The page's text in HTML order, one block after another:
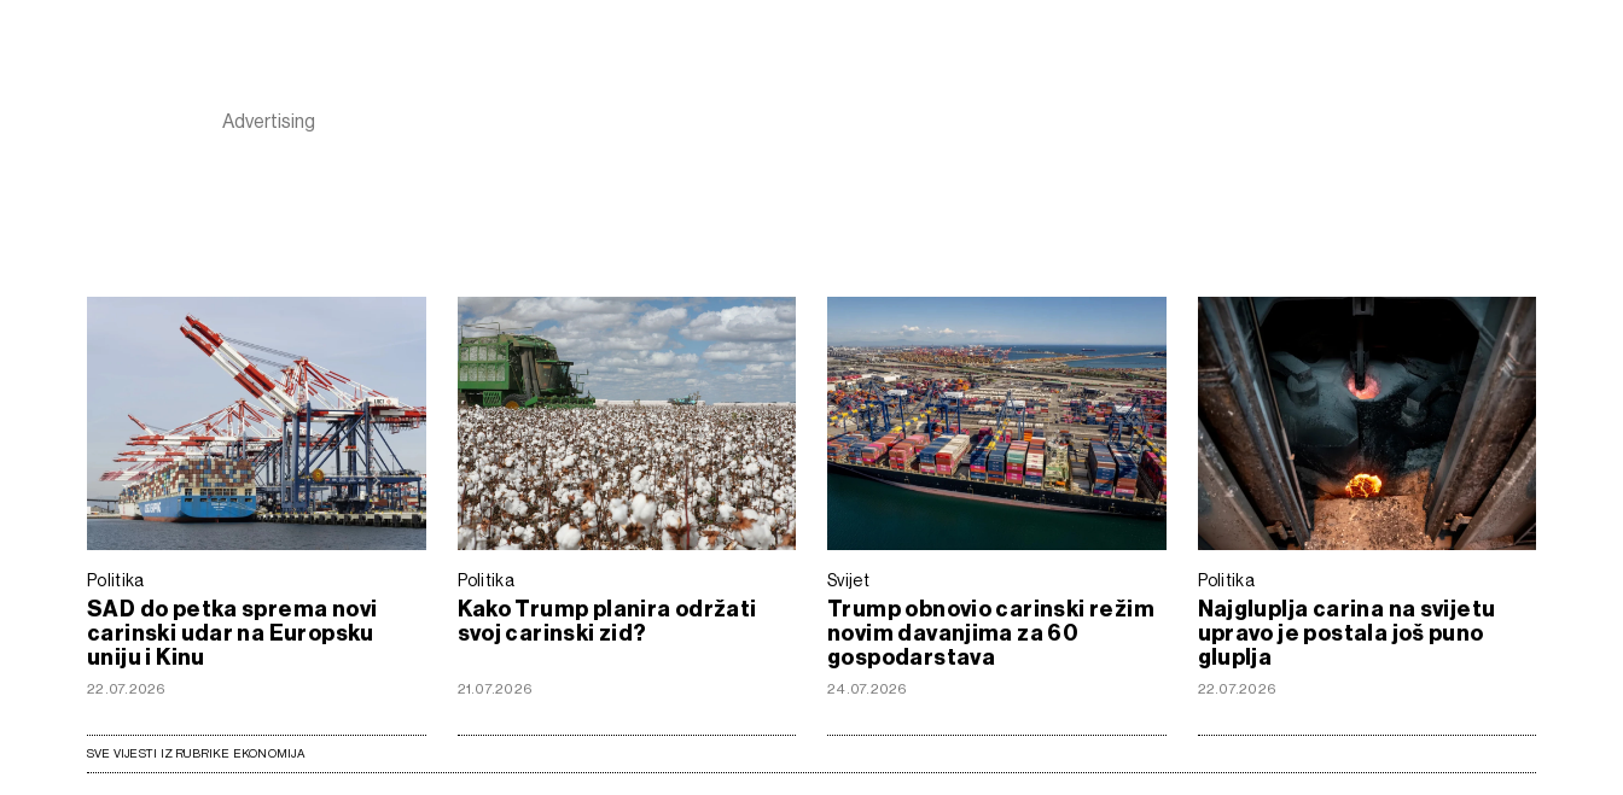
Politika
SAD do petka sprema novi
carinski udar na Europsku
uniju i Kinu
22.07.2026
Politika
Kako Trump planira održati
svoj carinski zid?
21.07.2026
Svijet
Trump obnovio carinski režim
novim davanjima za 60
gospodarstava
24.07.2026
Politika
Najgluplja carina na svijetu
upravo je postala još puno
gluplja
22.07.2026
SVE VIJESTI IZ RUBRIKE EKONOMIJA